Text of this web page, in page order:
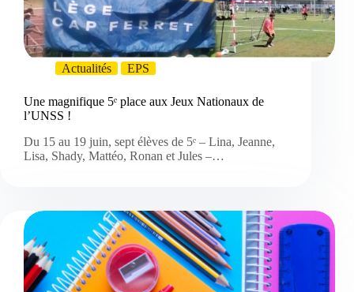
Actualités EPS
Une magnifique 5ᵉ place aux Jeux Nationaux de
l’UNSS !
Du 15 au 19 juin, sept élèves de 5ᵉ – Lina, Jeanne,
Lisa, Shady, Mattéo, Ronan et Jules –…